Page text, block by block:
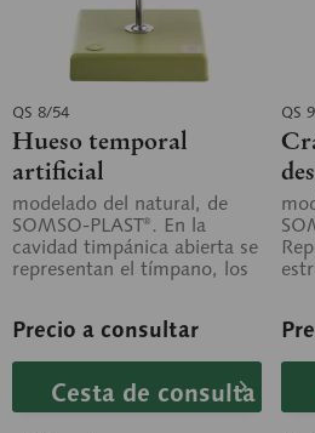
QS 8/54
Hueso temporal
artificial
modelado del natural, de
SOMSO-PLAST®. En la
cavidad timpánica abierta se
representan el tímpano, los
Precio a consultar
Cesta de consulta
QS 9